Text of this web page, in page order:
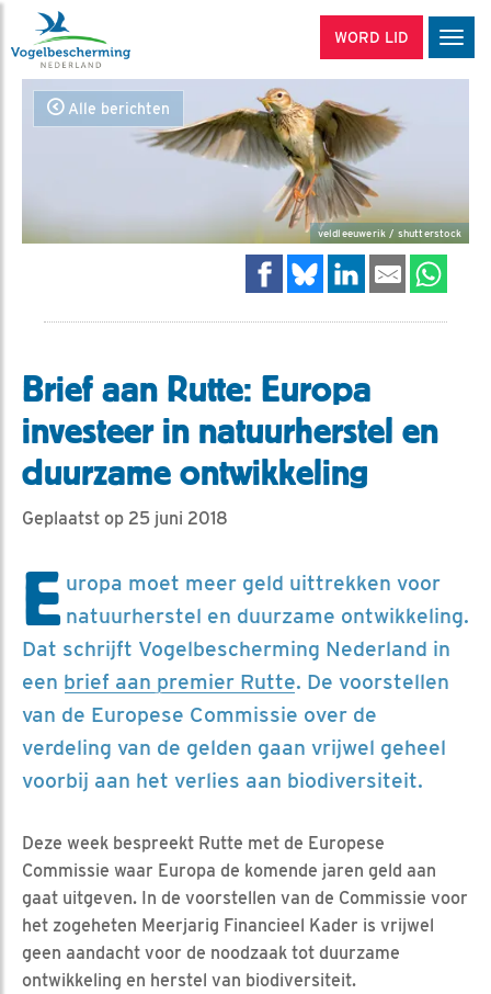
WORD LID
Alle berichten
veldleeuwerik / shutterstock
Brief aan Rutte: Europa
investeer in natuurherstel en
duurzame ontwikkeling
Geplaatst op 25 juni 2018
E uropa moet meer geld uittrekken voor
natuurherstel en duurzame ontwikkeling.
Dat schrijft Vogelbescherming Nederland in
een brief aan premier Rutte. De voorstellen
van de Europese Commissie over de
verdeling van de gelden gaan vrijwel geheel
voorbij aan het verlies aan biodiversiteit.
Deze week bespreekt Rutte met de Europese
Commissie waar Europa de komende jaren geld aan
gaat uitgeven. In de voorstellen van de Commissie voor
het zogeheten Meerjarig Financieel Kader is vrijwel
geen aandacht voor de noodzaak tot duurzame
ontwikkeling en herstel van biodiversiteit.